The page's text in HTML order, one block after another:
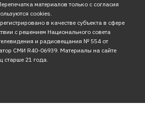
материалов только с согласия
cookies.
в качестве субъекта в сфере
с решением Национального совета
и радиовещания № 554 от
СМИ R40-06939. Материалы на сайте
старше 21 года.